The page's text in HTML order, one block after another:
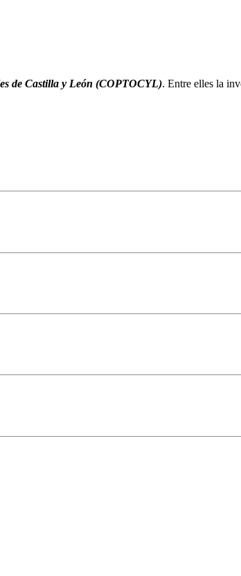
de Castilla y León (COPTOCYL). Entre elles la